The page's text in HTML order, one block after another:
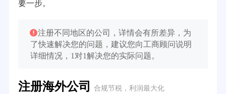
要一步。
注册不同地区的公司，详情会有所差异，为
了快速解决您的问题，建议您向工商顾问说明
详细情况，1对1解决您的实际问题。
注册海外公司 合规节税，利润最大化